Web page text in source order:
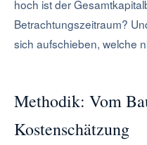
hoch ist der
Betrachtungszeitraum?
sich aufschieben, welche
Methodik: Vom
Kostenschätzung